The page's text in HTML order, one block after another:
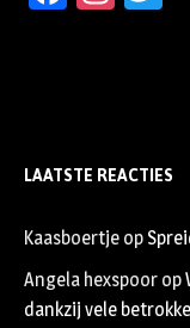
LAATSTE REACTIES
Kaasboertje op
Angela hexspoor op
dankzij vele